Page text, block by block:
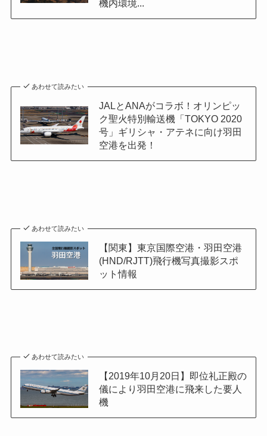
機内環境...
あわせて読みたい
JALとANAがコラボ！オリンピッ
ク聖火特別輸送機「TOKYO 2020
号」ギリシャ・アテネに向け羽田
空港を出発！
あわせて読みたい
【関東】東京国際空港・羽田空港
(HND/RJTT)飛行機写真撮影スポ
ット情報
あわせて読みたい
【2019年10月20日】即位礼正殿の
儀により羽田空港に飛来した要人
機